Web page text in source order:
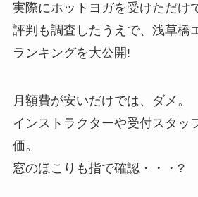
実際にホットヨガを受けただけ
評判も調査したうえで、浅草橋
ランキングを大公開!
月額費が安いだけでは、ダメ。
インストラクターや受付スタッ
価。
窓のほこりも指で確認・・・?